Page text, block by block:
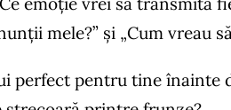
mele?” și „Cum vreau să
perfect pentru tine înainte